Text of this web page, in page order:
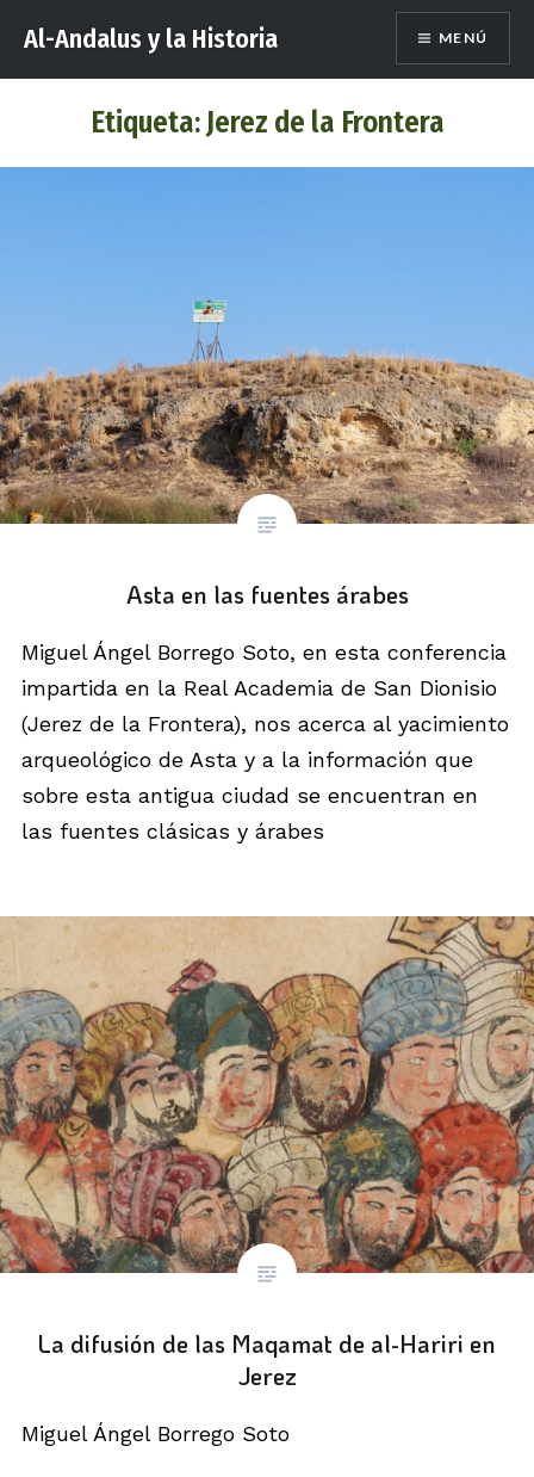
contenido
Al-Andalus y la Historia MENÚ
Etiqueta:Jerez de la Frontera
Asta en las fuentes árabes
Miguel Ángel Borrego Soto, en esta conferencia
impartida en la Real Academia de San Dionisio
(Jerez de la Frontera), nos acerca al yacimiento
arqueológico de Asta y a la información que
sobre esta antigua ciudad se encuentran en
las fuentes clásicas y árabes
La difusión de las Maqamat de al-Hariri en
Jerez
Miguel Ángel Borrego Soto